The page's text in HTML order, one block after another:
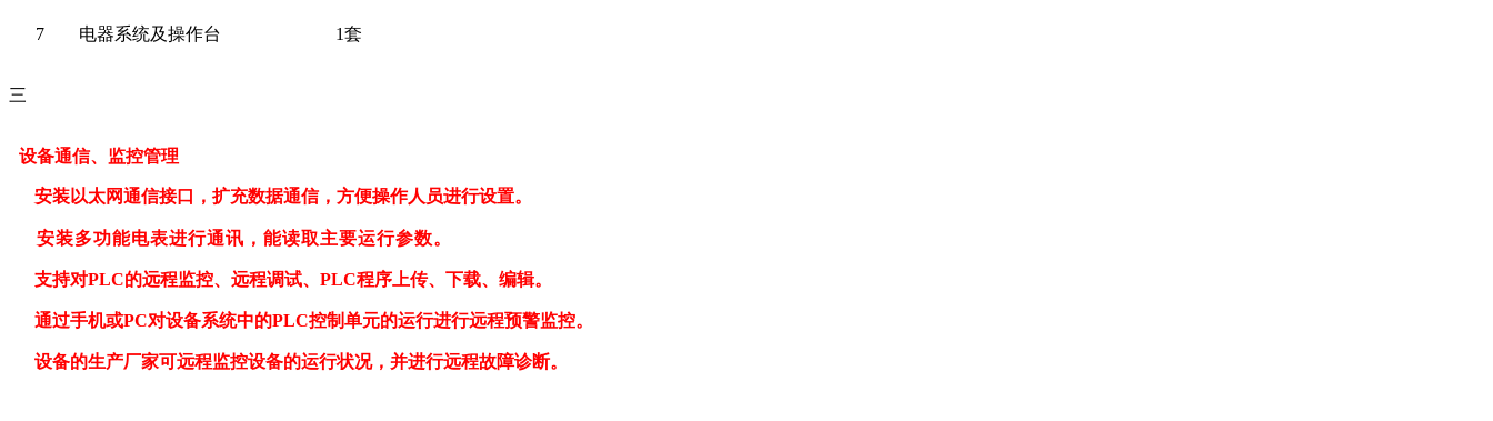
7 电器系统及操作台 1套
三
设备通信、监控管理
安装以太网通信接口，扩充数据通信，方便操作人员进行设置。
安装多功能电表进行通讯，能读取主要运行参数。
支持对PLC的远程监控、远程调试、PLC程序上传、下载、编辑。
通过手机或PC对设备系统中的PLC控制单元的运行进行远程预警监控。
设备的生产厂家可远程监控设备的运行状况，并进行远程故障诊断。